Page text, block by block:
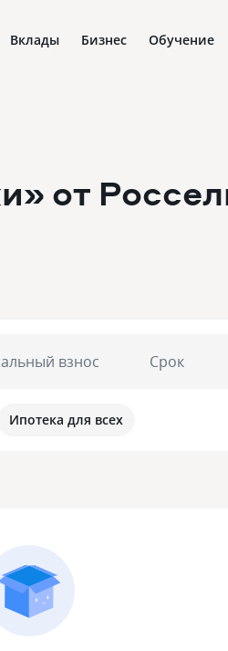
Вклады Бизнес Обучение
от
взнос Срок
Ипотека для всех